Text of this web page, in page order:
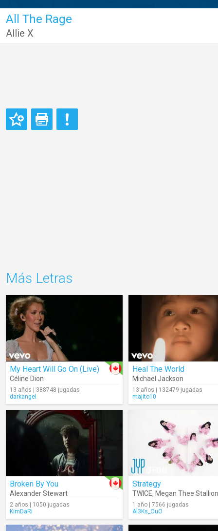
All The Rage
Allie X
Más Letras
My Heart Will Go On (Live)
Céline Dion
13 años | 388748 jugadas
darkangel
Heal The World
Michael Jackson
13 años | 132479 jugadas
majito10
Broken By You
Alexander Stewart
2 años | 1050 jugadas
KimDaRi
Strategy
TWICE, Megan Thee Stallion
1 año | 7566 jugadas
Al3Ks_OuO